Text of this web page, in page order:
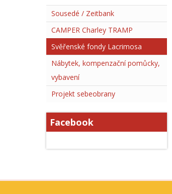
Sousedé / Zeitbank
CAMPER Charley TRAMP
Svěřenské fondy Lacrimosa
Nábytek, kompenzační pomůcky,
vybavení
Projekt sebeobrany
Facebook